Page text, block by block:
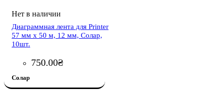
Диаграммная лента для Printer
57 мм х 50 м, 12 мм, Солар,
10шт.
750.00₴
Солар